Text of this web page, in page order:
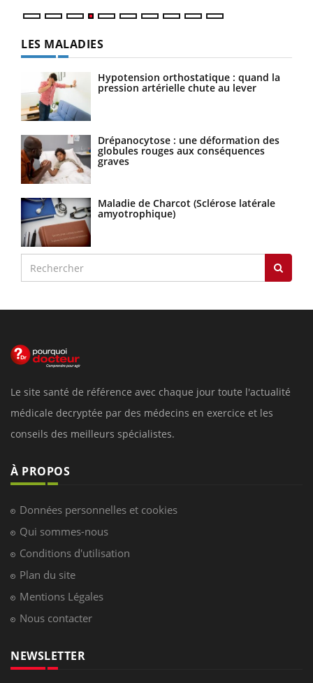
LES MALADIES
Hypotension orthostatique : quand la
pression artérielle chute au lever
Drépanocytose : une déformation des
globules rouges aux conséquences
graves
Maladie de Charcot (Sclérose latérale
amyotrophique)
Le site santé de référence avec chaque jour toute l'actualité
médicale decryptée par des médecins en exercice et les
conseils des meilleurs spécialistes.
À PROPOS
Données personnelles et cookies
Qui sommes-nous
Conditions d'utilisation
Plan du site
Mentions Légales
Nous contacter
NEWSLETTER